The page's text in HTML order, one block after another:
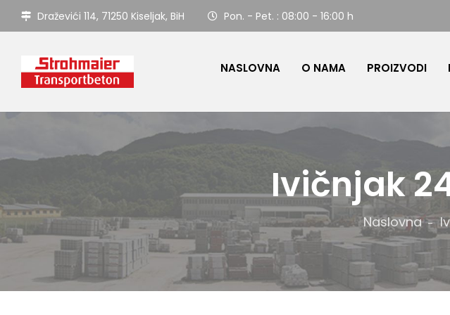
Draževići 114, 71250 Kiseljak, BiH Pon. - Pet. : 08:00 - 16:00 h
NASLOVNA O NAMA PROIZVODI
Ivičnjak
Naslovna